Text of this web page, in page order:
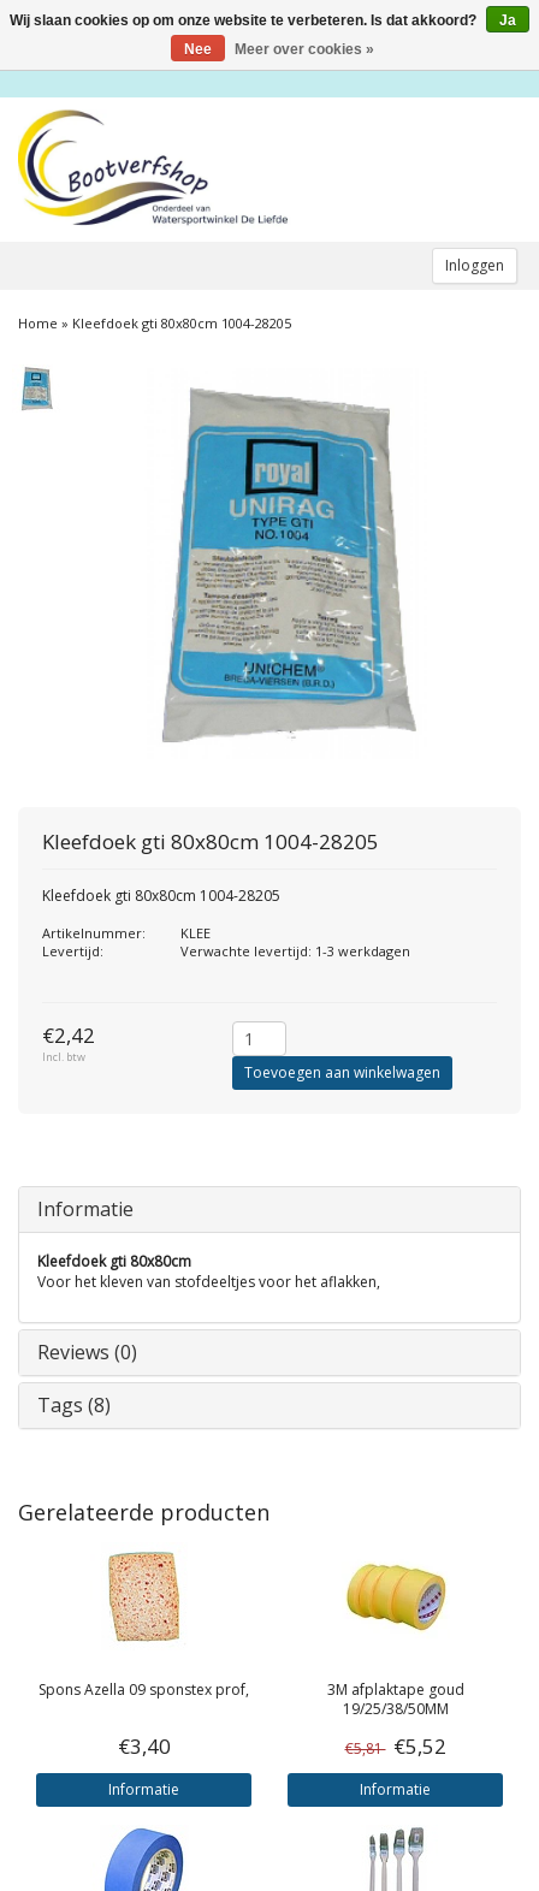
Inloggen
Toggle
Home » Kleefdoek gti 80x80cm 1004-28205
Kleefdoek gti 80x80cm 1004-28205
Kleefdoek gti 80x80cm 1004-28205
Artikelnummer:
KLEE
Levertijd:
Verwachte levertijd: 1-3 werkdagen
€2,42
Incl. btw
Toevoegen aan winkelwagen
Informatie
Kleefdoek gti 80x80cm
Voor het kleven van stofdeeltjes voor het aflakken,
Reviews (0)
Tags (8)
Gerelateerde producten
Spons Azella 09 sponstex prof,
€3,40
Informatie
3M afplaktape goud
19/25/38/50MM
€5,81 €5,52
Informatie
Wij slaan cookies op om onze website te verbeteren. Is dat akkoord?
Ja
Nee
Meer over cookies »